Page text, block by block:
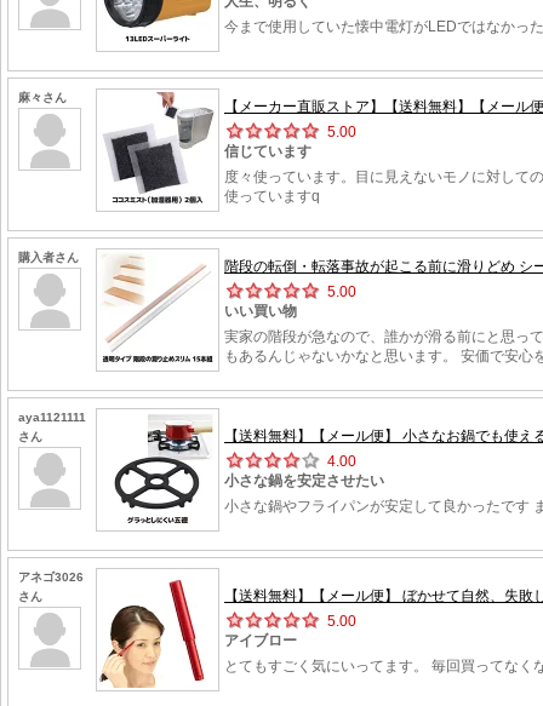
今まで使用していた懐中電灯がLEDではなかっ
麻々さん
【メーカー直販ストア】【送料無料】【メール
5.00
信じています
度々使っています。目に見えないモノに対して
使っていますq
購入者さん
階段の転倒・転落事故が起こる前に滑りどめ シ
5.00
いい買い物
実家の階段が急なので、誰かが滑る前にと思っ
もあるんじゃないかなと思います。 安価で安心
aya1121111
さん
【送料無料】【メール便】 小さなお鍋でも使
4.00
小さな鍋を安定させたい
小さな鍋やフライパンが安定して良かったです
アネゴ3026
さん
【送料無料】【メール便】 ぼかせて自然、失
5.00
アイブロー
とてもすごく気にいってます。 毎回買ってな